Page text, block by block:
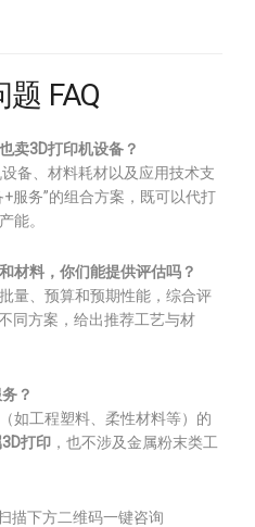
FAQ
卖3D打印机设备？
备、材料耗材以及应用技术支
服务”的组合方案，既可以代打
能。
材料，你们能提供评估吗？
量、预算和预期性能，综合评
同方案，给出推荐工艺与材
？
如工程塑料、柔性材料等）的
打印 ，也不涉及金属粉末类工
描下方二维码一键咨询